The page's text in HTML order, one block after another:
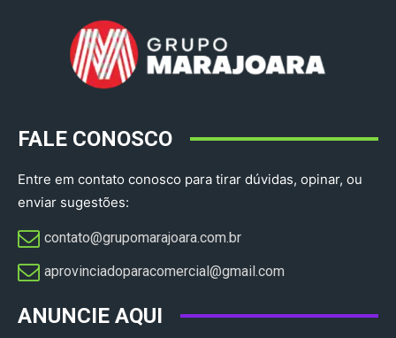
FALE CONOSCO
Entre em contato conosco para tirar dúvidas, opinar, ou
enviar sugestões:
contato@grupomarajoara.com.br
aprovinciadoparacomercial@gmail.com​
ANUNCIE AQUI